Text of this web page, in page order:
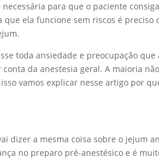
necessária para que o paciente
que ela funcione sem riscos é
toda ansiedade e preocupação
da anestesia geral. A maioria
vamos explicar nesse artigo por
dizer a mesma coisa sobre o jejum
no preparo pré-anestésico e é